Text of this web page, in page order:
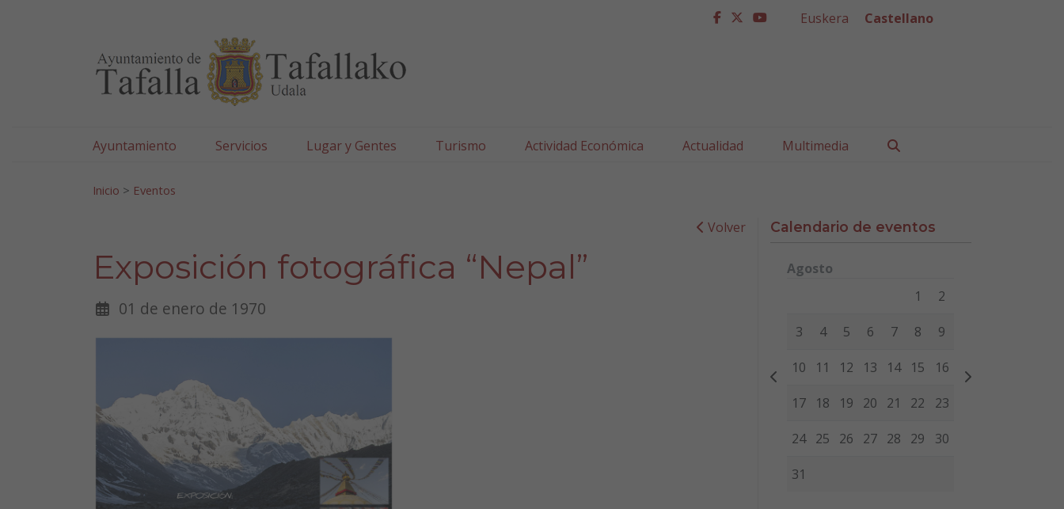
facebook
twitter
youtube
Euskera Castellano
Ayuntamiento Servicios Lugar y Gentes Turismo Actividad Económica Actualidad Multimedia
Inicio > Eventos
Volver
Exposición fotográfica “Nepal”
01 de enero de 1970
Calendario de eventos
Agosto
Miércoles Jueves
1 2
3 4 5 6 7 8 9
10 11 12 13 14 15 16
17 18 19 20 21 22 23
24 25 26 27 28 29 30
31